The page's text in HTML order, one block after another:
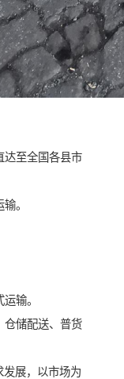
达至全国各县市
。
输。
仓储配送、普货
发展，以市场为